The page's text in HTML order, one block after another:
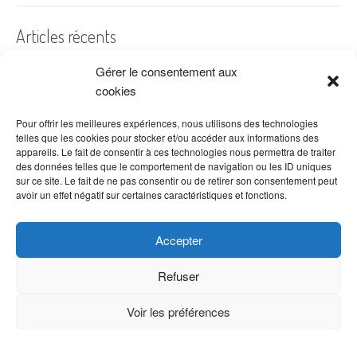
Gérer le consentement aux
cookies
Pour offrir les meilleures expériences, nous utilisons des technologies
telles que les cookies pour stocker et/ou accéder aux informations des
appareils. Le fait de consentir à ces technologies nous permettra de traiter
des données telles que le comportement de navigation ou les ID uniques
sur ce site. Le fait de ne pas consentir ou de retirer son consentement peut
avoir un effet négatif sur certaines caractéristiques et fonctions.
Accepter
Refuser
Voir les préférences
Articles récents
A quelles dates de l’année offre-t-on des fleurs ?
Les fleurs préférées des Français
Combien de fois arroser un cactus ?
Quelles fleurs offrir pour la fête des mères ?
Idées de décoration avec fleurs séchées